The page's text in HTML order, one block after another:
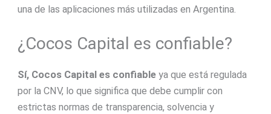
una de las aplicaciones más utilizadas en Argentina.
¿Cocos Capital es confiable?
Sí, Cocos Capital es confiableya que está regulada
por la CNV, lo que significa que debe cumplir con
estrictas normas de transparencia, solvencia y